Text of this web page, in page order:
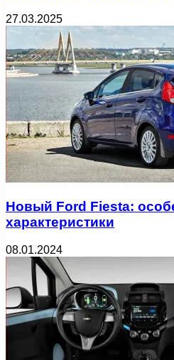
27.03.2025
Новый Ford Fiesta:
характеристики
08.01.2024